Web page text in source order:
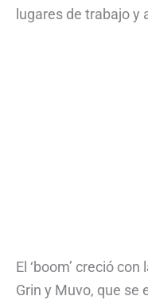
lugares de trabajo y
El ‘boom’ creció
Grin y Muvo, que se